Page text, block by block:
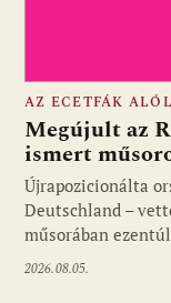
Fotó: media1.hu
AZ ECETFÁK
Megújult az
ismert
Újrapozicionálta
Deutschland –
műsorában
2026.08.05.